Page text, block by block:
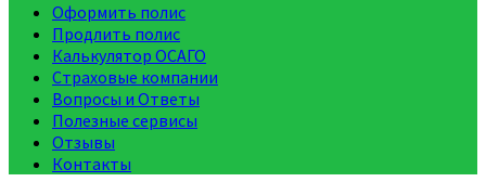
Оформить полис
Продлить полис
Калькулятор ОСАГО
Страховые компании
Вопросы и Ответы
Полезные сервисы
Отзывы
Контакты